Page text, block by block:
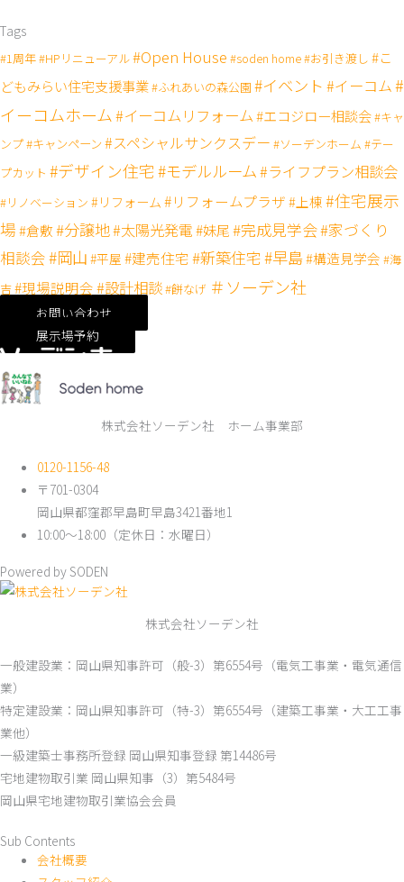
Tags
#1周年#HPリニューアル#Open House #soden home#お引き渡し #こ
どもみらい住宅支援事業#ふれあいの森公園 #イベント #イーコム#
イーコムホーム #イーコムリフォーム#エコジロー相談会#キャ
ンプ#キャンペーン#スペシャルサンクスデー #ソーデンホーム #テー
プカット #デザイン住宅 #モデルルーム#ライフプラン相談会
#リノベーション #リフォーム#リフォームプラザ#上棟#住宅展示
場#倉敷#分譲地#太陽光発電#妹尾#完成見学会#家づくり
相談会#岡山 #平屋 #建売住宅 #新築住宅#早島#構造見学会 #海
吉#現場説明会#設計相談#餅なげ ＃ソーデン社
お問い合わせ
展示場予約
株式会社ソーデン社 ホーム事業部
0120-1156-48
〒701-0304
岡山県都窪郡早島町早島3421番地1
10:00～18:00（定休日：水曜日）
Powered by SODEN
株式会社ソーデン社
一般建設業：岡山県知事許可（般-3）第6554号（電気工事業・電気通信
業）
特定建設業：岡山県知事許可（特-3）第6554号（建築工事業・大工工事
業他）
一級建築士事務所登録 岡山県知事登録 第14486号
宅地建物取引業 岡山県知事（3）第5484号
岡山県宅地建物取引業協会会員
Sub Contents
会社概要